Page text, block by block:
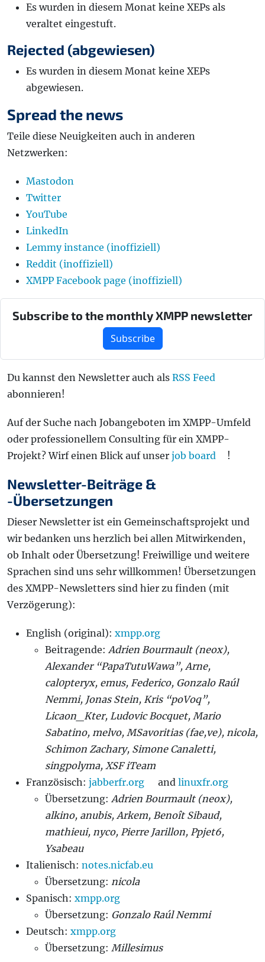
Es wurden in diesem Monat keine XEPs als
veraltet eingestuft.
Rejected (abgewiesen)
Es wurden in diesem Monat keine XEPs
abgewiesen.
Spread the news
Teile diese Neuigkeiten auch in anderen
Netzwerken:
Mastodon
Twitter
YouTube
LinkedIn
Lemmy instance (inoffiziell)
Reddit (inoffiziell)
XMPP Facebook page (inoffiziell)
Subscribe to the monthly XMPP newsletter
Subscribe
Du kannst den Newsletter auch als RSS Feed
abonnieren!
Auf der Suche nach Jobangeboten im XMPP-Umfeld
oder professionellem Consulting für ein XMPP-
Projekt? Wirf einen Blick auf unser job board !
Newsletter-Beiträge &
-Übersetzungen
Dieser Newsletter ist ein Gemeinschaftsprojekt und
wir bedanken uns herzlich bei allen Mitwirkenden,
ob Inhalt oder Übersetzung! Freiwillige und weitere
Sprachen sind uns sehr willkommen! Übersetzungen
des XMPP-Newsletters sind hier zu finden (mit
Verzögerung):
English (original): xmpp.org
Beitragende: Adrien Bourmault (neox),
Alexander “PapaTutuWawa”, Arne,
cal0pteryx, emus, Federico, Gonzalo Raúl
Nemmi, Jonas Stein, Kris “poVoq”,
Licaon_Kter, Ludovic Bocquet, Mario
Sabatino, melvo, MSavoritias (fae,ve), nicola,
Schimon Zachary, Simone Canaletti,
singpolyma, XSF iTeam
Französisch: jabberfr.org and linuxfr.org
Übersetzung: Adrien Bourmault (neox),
alkino, anubis, Arkem, Benoît Sibaud,
mathieui, nyco, Pierre Jarillon, Ppjet6,
Ysabeau
Italienisch: notes.nicfab.eu
Übersetzung: nicola
Spanisch: xmpp.org
Übersetzung: Gonzalo Raúl Nemmi
Deutsch: xmpp.org
Übersetzung: Millesimus